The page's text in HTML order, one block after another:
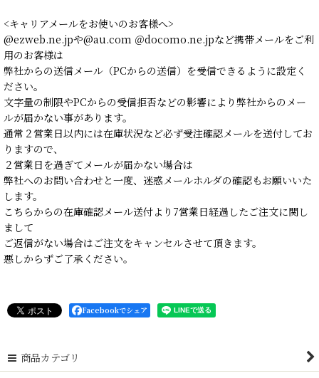
<キャリアメールをお使いのお客様へ>
@ezweb.ne.jpや@au.com ＠docomo.ne.jpなど携帯メールをご利
用のお客様は
弊社からの送信メール（PCからの送信）を受信できるように設定く
ださい。
文字量の制限やPCからの受信拒否などの影響により弊社からのメー
ルが届かない事があります。
通常２営業日以内には在庫状況など必ず受注確認メールを送付してお
りますので、
２営業日を過ぎてメールが届かない場合は
弊社へのお問い合わせと一度、迷惑メールホルダの確認もお願いいた
します。
こちらからの在庫確認メール送付より7営業日経過したご注文に関し
まして
ご返信がない場合はご注文をキャンセルさせて頂きます。
悪しからずご了承ください。
Facebookでシェア
商品カテゴリ